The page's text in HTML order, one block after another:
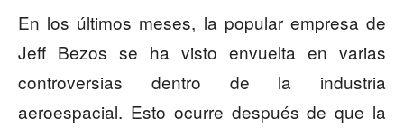
En los últimos meses, la popular empresa de
Jeff Bezos se ha visto envuelta en varias
controversias dentro de la industria
aeroespacial. Esto ocurre después de que la